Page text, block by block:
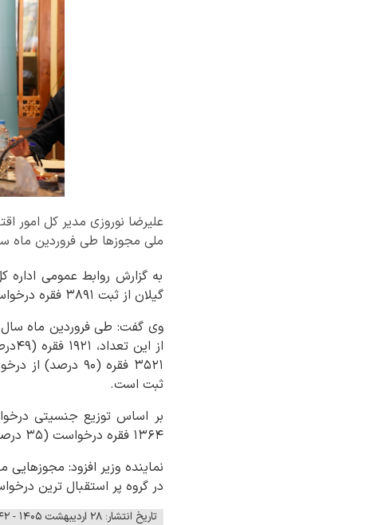
ملی مجوزها طی فروردین ماه
به گزارش روابط عمومی اداره
گیلان از ثبت ۳۸۹۱ فقره درخواست مجوز در استان گیلان از طریق درگاه ملی مجوزها طی فروردین ماه سال جاری خبر داد.
ثبت است.
۱۳۶۴ فقره درخواست (۳۵ درصد) توسط خانم‌ها ثبت شده است.
نماینده وزیر افزود:
در گروه پر استقبال ترین
تاریخ انتشار: ۲۸ اردیبهشت ۱۴۰۵ - ۱۱:۴۲